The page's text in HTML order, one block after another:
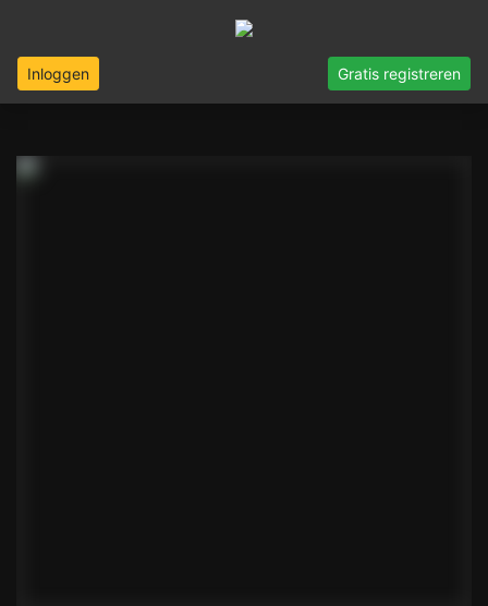
Inloggen Gratis registreren